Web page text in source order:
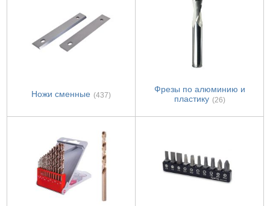
Ножи сменные (437)
Фрезы по алюминию и
пластику (26)